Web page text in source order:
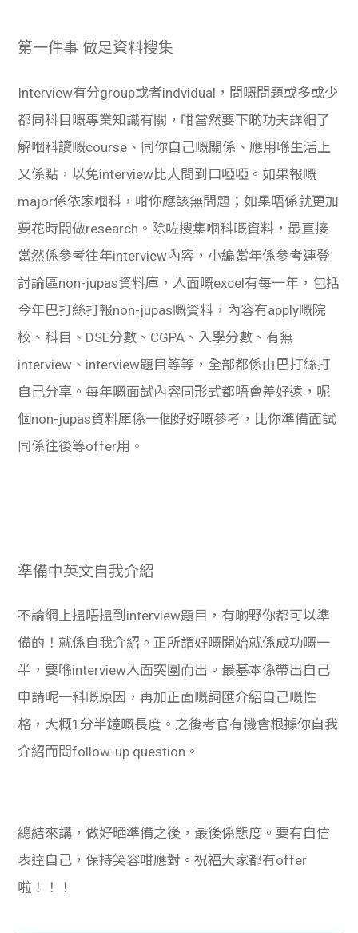
貸款
101
第一件事 做足資料搜集
Interview有分group或者indvidual，問嘅問題或多或少
都同科目嘅專業知識有關，咁當然要下啲功夫詳細了
解嗰科讀嘅course、同你自己嘅關係、應用喺生活上
又係點，以免interview比人問到口啞啞。如果報嘅
major係依家嗰科，咁你應該無問題；如果唔係就更加
要花時間做research。除咗搜集嗰科嘅資料，最直接
當然係參考往年interview內容，小編當年係參考連登
討論區non-jupas資料庫，入面嘅excel有每一年，包括
今年巴打絲打報non-jupas嘅資料，內容有apply嘅院
校、科目、DSE分數、CGPA、入學分數、有無
interview、interview題目等等，全部都係由巴打絲打
自己分享。每年嘅面試內容同形式都唔會差好遠，呢
個non-jupas資料庫係一個好好嘅參考，比你準備面試
同係往後等offer用。
準備中英文自我介紹
不論網上搵唔搵到interview題目，有啲野你都可以準
備的！就係自我介紹。正所謂好嘅開始就係成功嘅一
半，要喺interview入面突圍而出。最基本係帶出自己
申請呢一科嘅原因，再加正面嘅詞匯介紹自己嘅性
格，大概1分半鐘嘅長度。之後考官有機會根據你自我
介紹而問follow-up question。
總結來講，做好晒準備之後，最後係態度。要有自信
表達自己，保持笑容咁應對。祝福大家都有offer
啦！！！